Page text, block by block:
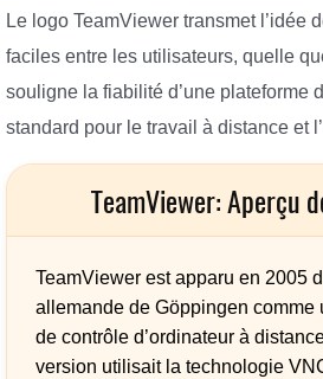
Le logo TeamViewer transmet l’idée
faciles entre les utilisateurs, quelle
souligne la fiabilité d’une plateforme
standard pour le travail à distance et
TeamViewer: Aperçu
TeamViewer est apparu en 2005
allemande de Göppingen comme
de contrôle d’ordinateur à
version utilisait la technologie